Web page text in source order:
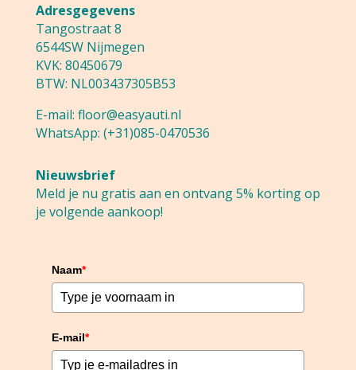
Adresgegevens
Tangostraat 8
6544SW Nijmegen
KVK: 80450679
BTW: NL003437305B53
E-mail: floor@easyauti.nl
WhatsApp: (+31)085-0470536
Nieuwsbrief
Meld je nu gratis aan en ontvang 5% korting op
je volgende aankoop!
Naam*
E-mail*